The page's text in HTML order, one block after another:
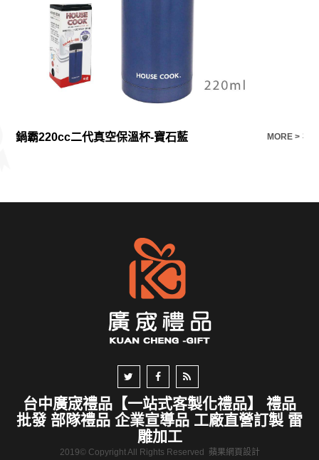
鍋霸220cc二代真空保溫杯-寶石藍 MORE >
台中廣宬禮品【一站式客製化禮品】 禮品
批發 部隊禮品 企業宣導品 工廠直營訂製 雷
雕加工
2019© Copyright All Rights Reserved 蘋果網頁設計